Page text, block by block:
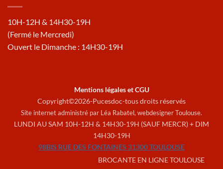
10H-12H & 14H30-19H
(Fermé le Mercredi)
Ouvert le Dimanche : 14H30-19H
Mentions légales et CGU
Copyright©2026-Pucesdoc-tous droits réservés
Site internet administré par Léa Rabatel, webdesigner Toulouse.
LUNDI AU SAM 10H-12H & 14H30-19H (SAUF MERCR) + DIM
14H30-19H
98BIS RUE DES FONTAINES 31300 TOULOUSE
BROCANTE EN LIGNE TOULOUSE